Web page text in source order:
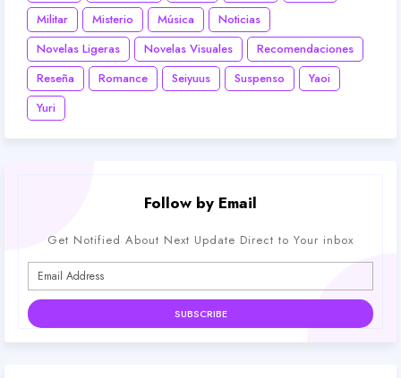
Militar
Misterio Música
Noticias
Novelas Ligeras
Novelas Visuales
Recomendaciones
Reseña
Romance Seiyuus Suspenso
Yaoi
Yuri
Follow by Email
Get Notified About Next Update Direct to Your inbox